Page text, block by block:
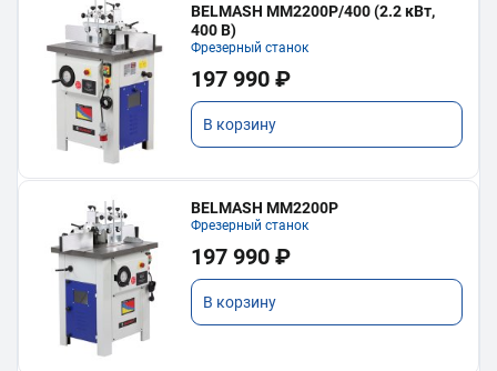
BELMASH MM2200P/400 (2.2 кВт,
400 В)
Фрезерный станок
197 990 ₽
В корзину
BELMASH MM2200P
Фрезерный станок
197 990 ₽
В корзину